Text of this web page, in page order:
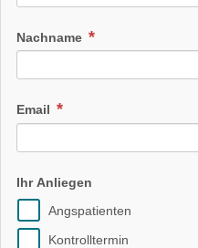
Nachname
Email
Ihr Anliegen
Angspatienten
Kontrolltermin